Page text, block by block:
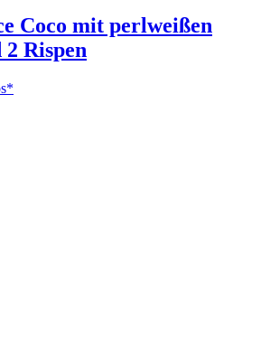
Coco mit perlweißen
Rispen